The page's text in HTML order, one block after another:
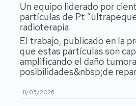
Un equipo liderado por
partículas de Pt
radioterapia
El trabajo, publicado en la
que estas partículas son
amplificando el daño
posibilidades&nbsp;de
11/05/2026